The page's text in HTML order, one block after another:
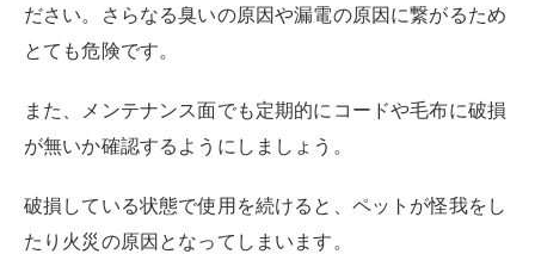
ださい。さらなる臭いの原因や漏電の原因に繋がるため
とても危険です。
また、メンテナンス面でも定期的にコードや毛布に破損
が無いか確認するようにしましょう。
破損している状態で使用を続けると、ペットが怪我をし
たり火災の原因となってしまいます。